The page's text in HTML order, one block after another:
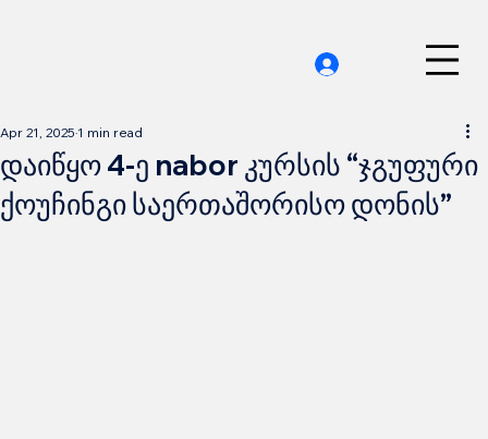
დაიწყო 4-ე nabor კურსის “ჯგუფური
ქოუჩინგი საერთაშორისო დონის”
Apr 21, 2025 1 min read